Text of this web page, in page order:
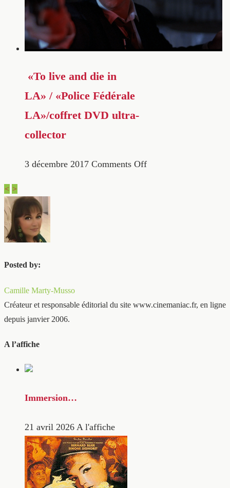
«To live and die in
LA» / «Police Fédérale
LA»/coffret DVD ultra-
collector
3 décembre 2017 Comments Off
< >
Posted by:
Camille Marty-Musso
Créateur et responsable éditorial du site www.cinemaniac.fr, en ligne
depuis janvier 2006.
A l’affiche
Immersion…
21 avril 2026 A l'affiche